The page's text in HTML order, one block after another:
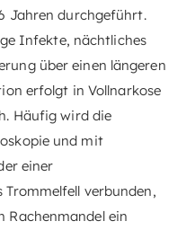
Jahren durchgeführt.
Infekte, nächtliches
über einen längeren
erfolgt in Vollnarkose
Häufig wird die
und mit
einer
Trommelfell verbunden,
Rachenmandel ein